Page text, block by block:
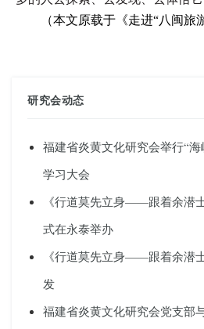
（本文原载于《走进“八闽旅
研究会动态
福建省炎黄文化研究会举行“
学习大会
《行道莫先立身——跟着余潜
式在永泰举办
《行道莫先立身——跟着余潜
发
福建省炎黄文化研究会党支部